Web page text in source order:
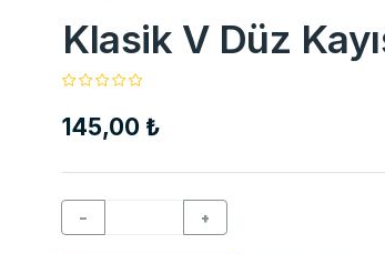
Klasik V Düz
145,00 ₺
− +